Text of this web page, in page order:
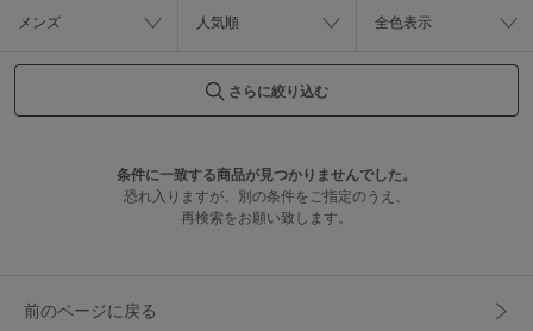
メンズ 人気順 全色表示
さらに絞り込む
条件に一致する商品が見つかりませんでした。
恐れ入りますが、別の条件をご指定のうえ、
再検索をお願い致します。
前のページに戻る